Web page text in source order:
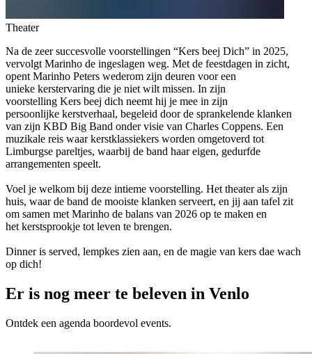
Theater
Na de zeer succesvolle voorstellingen “Kers beej Dich” in 2025,
vervolgt Marinho de ingeslagen weg. Met de feestdagen in zicht,
opent Marinho Peters wederom zijn deuren voor een
unieke kerstervaring die je niet wilt missen. In zijn
voorstelling Kers beej dich neemt hij je mee in zijn
persoonlijke kerstverhaal, begeleid door de sprankelende klanken
van zijn KBD Big Band onder visie van Charles Coppens. Een
muzikale reis waar kerstklassiekers worden omgetoverd tot
Limburgse pareltjes, waarbij de band haar eigen, gedurfde
arrangementen speelt.
Voel je welkom bij deze intieme voorstelling. Het theater als zijn
huis, waar de band de mooiste klanken serveert, en jij aan tafel zit
om samen met Marinho de balans van 2026 op te maken en
het kerstsprookje tot leven te brengen.
Dinner is served, lempkes zien aan, en de magie van kers dae wach
op dich!
Er is nog meer te beleven in Venlo
Ontdek een agenda boordevol events.